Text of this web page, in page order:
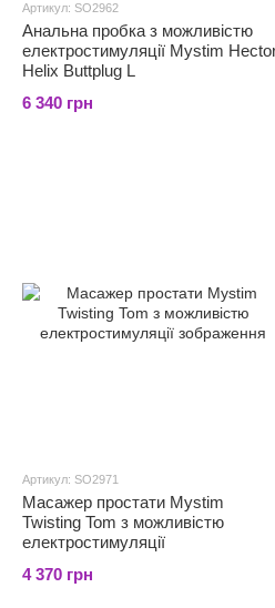
Артикул: SO2962
Анальна пробка з можливістю
електростимуляції Mystim
Helix Buttplug L
6 340 грн
Артикул: SO2971
Масажер простати Mystim
Twisting Tom з можливістю
електростимуляції
4 370 грн